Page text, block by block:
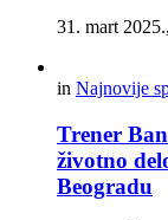
31. mart
in Najnovije
Trener
životno
Beogradu